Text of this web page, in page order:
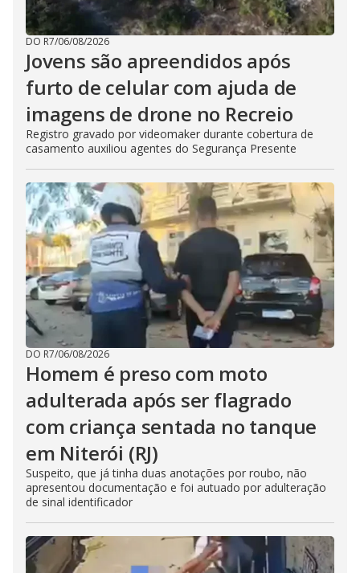
DO R7/06/08/2026
Jovens são apreendidos após
furto de celular com ajuda de
imagens de drone no Recreio
Registro gravado por videomaker durante cobertura de
casamento auxiliou agentes do Segurança Presente
DO R7/06/08/2026
Homem é preso com moto
adulterada após ser flagrado
com criança sentada no tanque
em Niterói (RJ)
Suspeito, que já tinha duas anotações por roubo, não
apresentou documentação e foi autuado por adulteração
de sinal identificador